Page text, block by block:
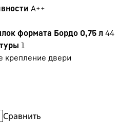
A++
формата Бордо 0,75 л 44
1
крепление двери
Сравнить